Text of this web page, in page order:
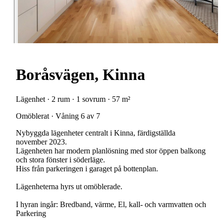
Boråsvägen, Kinna
Lägenhet · 2 rum · 1 sovrum · 57 m²
Omöblerat · Våning 6 av 7
Nybyggda lägenheter centralt i Kinna, färdigställda
november 2023.
Lägenheten har modern planlösning med stor öppen balkong
och stora fönster i söderläge.
Hiss från parkeringen i garaget på bottenplan.
Lägenheterna hyrs ut omöblerade.
I hyran ingår: Bredband, värme, El, kall- och varmvatten och
Parkering